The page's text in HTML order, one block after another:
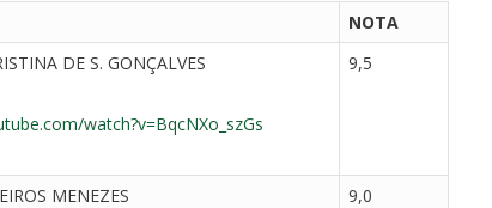
NOTA
DE S. GONÇALVES
watch?v=BqcNXo_szGs
9,5
MENEZES 9,0